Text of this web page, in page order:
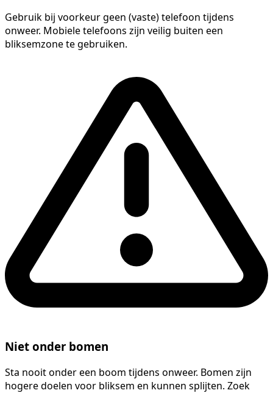
Gebruik bij voorkeur geen (vaste) telefoon tijdens
onweer. Mobiele telefoons zijn veilig buiten een
bliksemzone te gebruiken.
Niet onder bomen
Sta nooit onder een boom tijdens onweer. Bomen zijn
hogere doelen voor bliksem en kunnen splijten. Zoek